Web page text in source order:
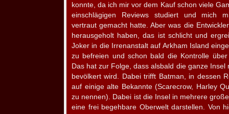
konnte, da ich mir vor dem Kauf schon viele
einschlägigen Reviews studiert und mich
vertraut gemacht hatte. Aber was die
herausgeholt haben, das ist schlicht und
Joker in die Irrenanstalt auf Arkham Island
zu befreien und schon bald die Kontrolle
Das hat zur Folge, dass alsbald die ganze Insel
bevölkert wird. Dabei trifft Batman, in dessen
auf einige alte Bekannte (Scarecrow, Harley
zu nennen). Dabei ist die Insel in mehrere
eine frei begehbare Oberwelt darstellen. Von